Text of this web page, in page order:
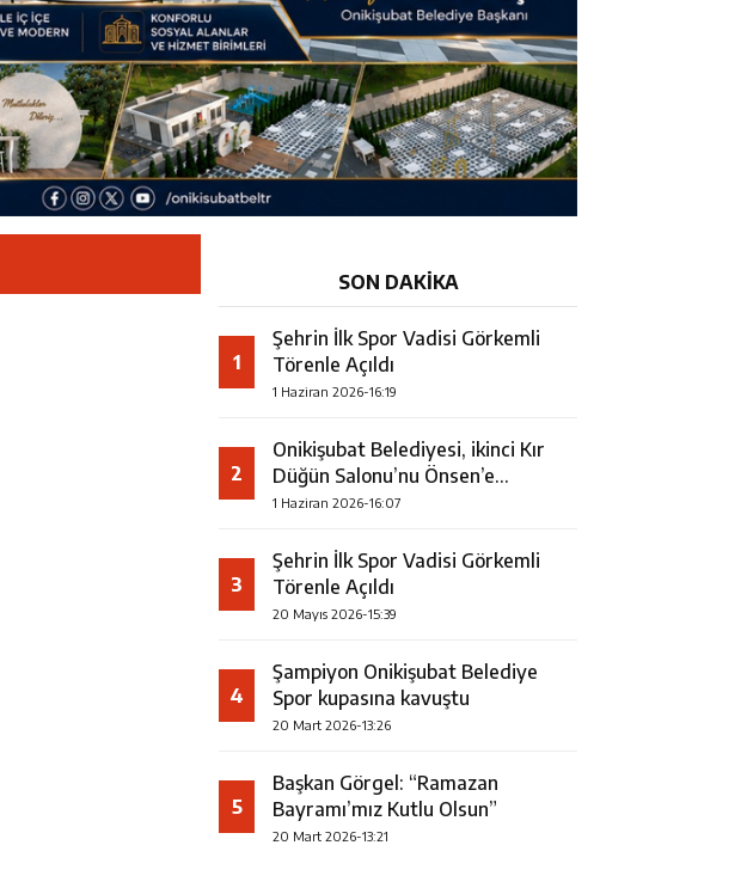
SON DAKİKA
1
Şehrin İlk Spor Vadisi Görkemli
Törenle Açıldı
1 Haziran 2026-16:19
2
Onikişubat Belediyesi, ikinci Kır
Düğün Salonu’nu Önsen’e
kazandırıyor
1 Haziran 2026-16:07
3
Şehrin İlk Spor Vadisi Görkemli
Törenle Açıldı
20 Mayıs 2026-15:39
4
Şampiyon Onikişubat Belediye
Spor kupasına kavuştu
20 Mart 2026-13:26
5
Başkan Görgel: “Ramazan
Bayramı’mız Kutlu Olsun”
20 Mart 2026-13:21